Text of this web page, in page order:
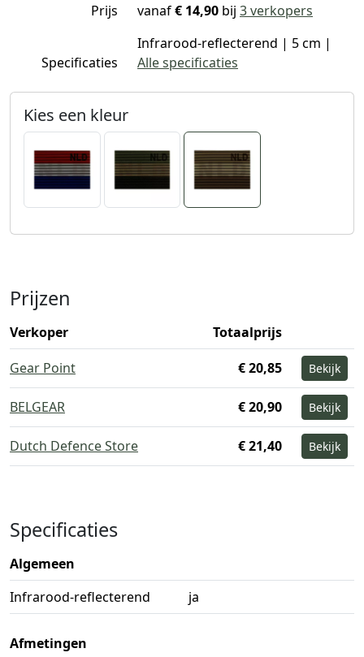
Prijs
vanaf€ 14,90 bij 3 verkopers
Specificaties
Infrarood-reflecterend | 5 cm |
Alle specificaties
Kies een kleur
Prijzen
Verkoper
Totaalprijs
Gear Point
€ 20,85 Bekijk
BELGEAR € 20,90 Bekijk
Dutch Defence Store € 21,40 Bekijk
Specificaties
Algemeen
Infrarood-reflecterend
ja
Afmetingen